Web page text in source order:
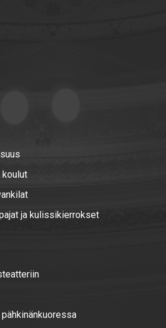
koulut
ja kulissikierrokset